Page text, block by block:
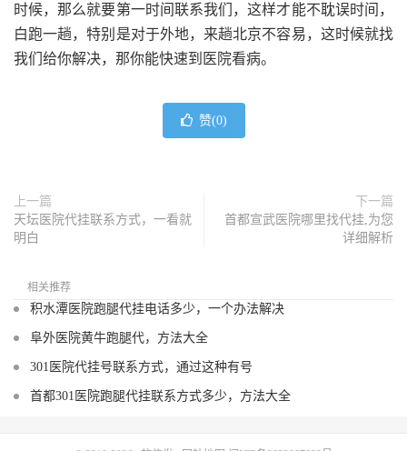
时候，那么就要第一时间联系我们，这样才能不耽误时间，
白跑一趟，特别是对于外地，来趟北京不容易，这时候就找
我们给你解决，那你能快速到医院看病。
赞(0)
上一篇
天坛医院代挂联系方式，一看就
明白
下一篇
首都宣武医院哪里找代挂,为您
详细解析
相关推荐
积水潭医院跑腿代挂电话多少，一个办法解决
阜外医院黄牛跑腿代，方法大全
301医院代挂号联系方式，通过这种有号
首都301医院跑腿代挂联系方式多少，方法大全